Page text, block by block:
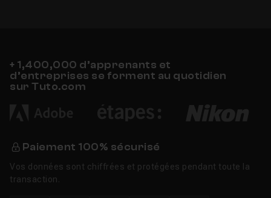
+ 1,400,000 d’apprenants et
d’entreprises se forment au quotidien
sur Tuto.com
Paiement 100% sécurisé
Vos données sont chiffrées et protégées pendant toute la
transaction.